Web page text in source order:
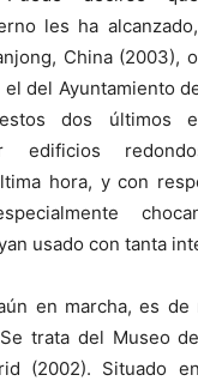
les ha
China (2003),
del Ayuntamiento
dos últimos
edificios
hora, y con
usado con tanta
en marcha, es de
trata del Museo
(2002). Situado